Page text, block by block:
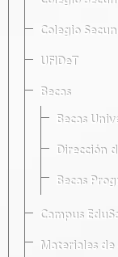
Colegio
UFIDeT
Becas
Becas
Dirección
Becas
Campus
Materiales